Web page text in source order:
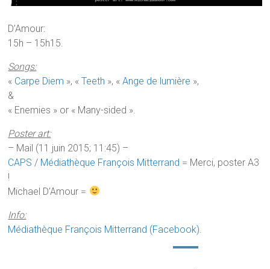
D’Amour:
15h – 15h15.
Songs:
« Carpe Diem », «Teeth », «Ange de lumière »,
&
« Enemies » or « Many-sided ».
Poster art:
– Mail (11 juin 2015; 11:45) –
CAPS / Médiathèque François Mitterrand = Merci, poster A3
!
Michael D’Amour =
Info:
Médiathèque François Mitterrand (Facebook)